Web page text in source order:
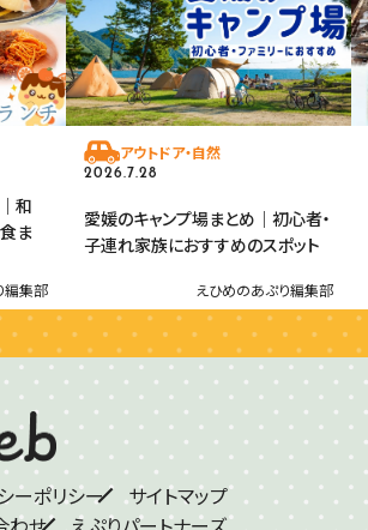
和
ま
編集部
アウトドア・自然
2026.7.28
愛媛のキャンプ場まとめ｜初心者・
子連れ家族におすすめのスポット
えひめのあぷり編集部
ーポリシー
サイトマップ